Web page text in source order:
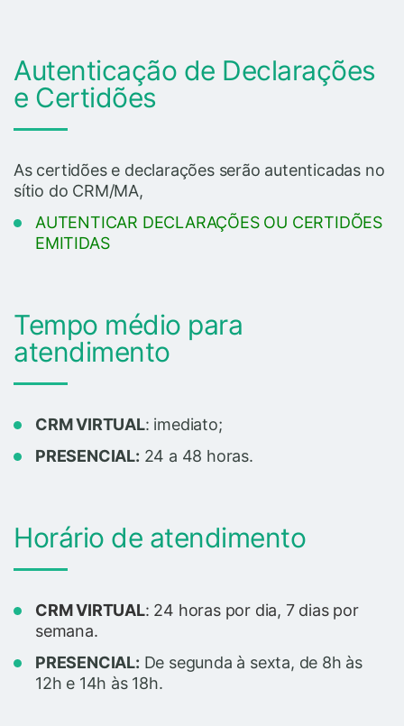
Autenticação de Declarações
e Certidões
As certidões e declarações serão autenticadas no
sítio do CRM/MA,
AUTENTICAR DECLARAÇÕES OU CERTIDÕES
EMITIDAS
Tempo médio para
atendimento
CRM VIRTUAL: imediato;
PRESENCIAL: 24 a 48 horas.
Horário de atendimento
CRM VIRTUAL: 24 horas por dia, 7 dias por
semana.
PRESENCIAL: De segunda à sexta, de 8h às
12h e 14h às 18h.